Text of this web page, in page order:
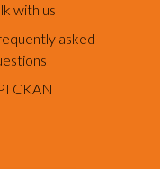
with us
asked
CKAN